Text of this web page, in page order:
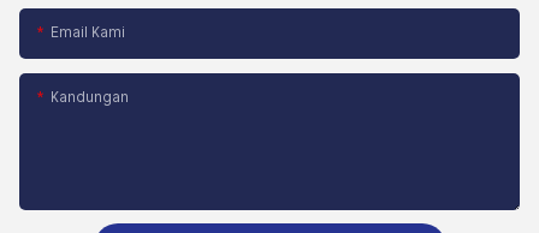
Email Kami
Kandungan